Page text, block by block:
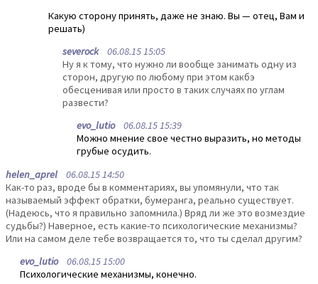
Какую сторону принять, даже не знаю. Вы — отец, Вам и
решать)
severock06.08.15 15:05
Ну я к тому, что нужно ли вообще занимать одну из
сторон, другую по любому при этом какбэ
обесценивая или просто в таких случаях по углам
развести?
evo_lutio06.08.15 15:39
Можно мнение свое честно выразить, но методы
грубые осудить.
helen_aprel 06.08.15 14:50
Как-то раз, вроде бы в комментариях, вы упомянули, что так
называемый эффект обратки, бумеранга, реально существует.
(Надеюсь, что я правильно запомнила.) Вряд ли же это возмездие
судьбы?) Наверное, есть какие-то психологические механизмы?
Или на самом деле тебе возвращается то, что ты сделал другим?
evo_lutio06.08.15 15:00
Психологические механизмы, конечно.